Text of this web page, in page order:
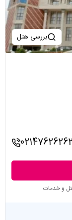
بررسی هتل
02147626262
و خدمات